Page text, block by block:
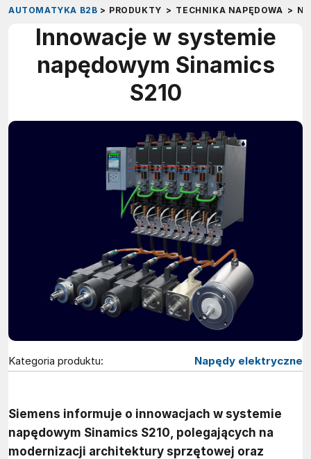
AUTOMATYKA B2B > PRODUKTY > TECHNIKA NAPĘDOWA >
Innowacje w systemie
napędowym Sinamics
S210
Kategoria produktu: Napędy elektryczne
Siemens informuje o innowacjach w systemie
napędowym Sinamics S210, polegających na
modernizacji architektury sprzętowej oraz